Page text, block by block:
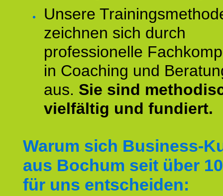
Unsere
zeichnen sich durch
professionelle
in Coaching und
aus. Sie sind
vielfältig und fundiert.
Warum sich Business-
aus Bochum seit über
für uns entscheiden: